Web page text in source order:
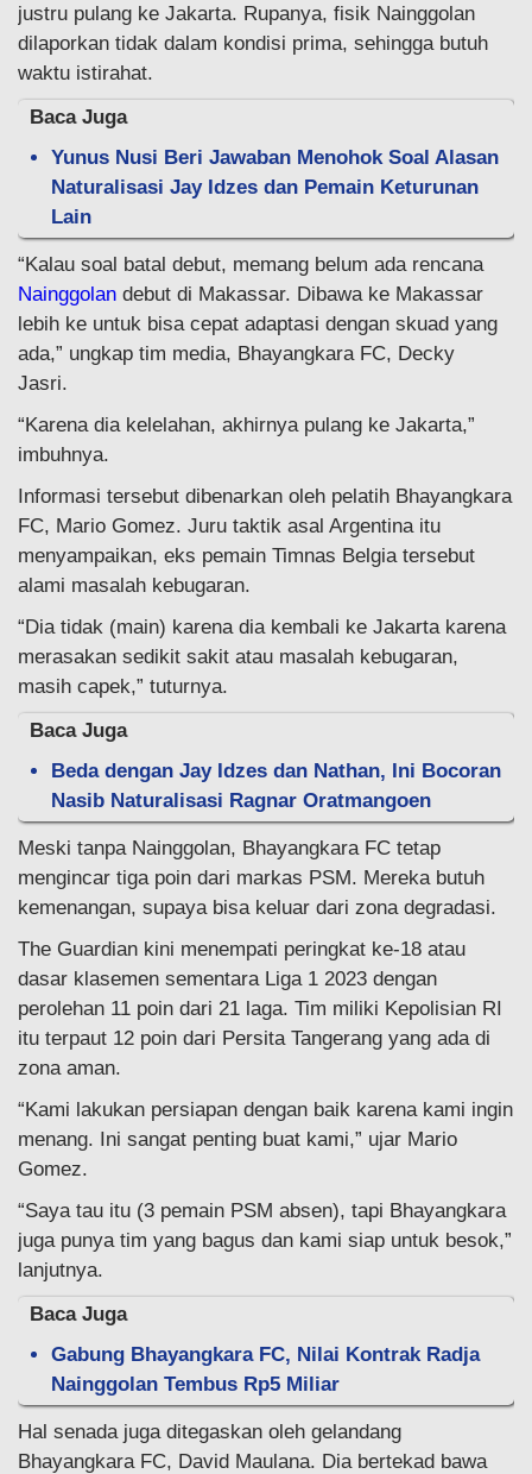
justru pulang ke Jakarta. Rupanya, fisik Nainggolan
dilaporkan tidak dalam kondisi prima, sehingga butuh
waktu istirahat.
Baca Juga
Yunus Nusi Beri Jawaban Menohok Soal Alasan
Naturalisasi Jay Idzes dan Pemain Keturunan
Lain
“Kalau soal batal debut, memang belum ada rencana
Nainggolan debut di Makassar. Dibawa ke Makassar
lebih ke untuk bisa cepat adaptasi dengan skuad yang
ada,” ungkap tim media, Bhayangkara FC, Decky
Jasri.
“Karena dia kelelahan, akhirnya pulang ke Jakarta,”
imbuhnya.
Informasi tersebut dibenarkan oleh pelatih Bhayangkara
FC, Mario Gomez. Juru taktik asal Argentina itu
menyampaikan, eks pemain Timnas Belgia tersebut
alami masalah kebugaran.
“Dia tidak (main) karena dia kembali ke Jakarta karena
merasakan sedikit sakit atau masalah kebugaran,
masih capek,” tuturnya.
Baca Juga
Beda dengan Jay Idzes dan Nathan, Ini Bocoran
Nasib Naturalisasi Ragnar Oratmangoen
Meski tanpa Nainggolan, Bhayangkara FC tetap
mengincar tiga poin dari markas PSM. Mereka butuh
kemenangan, supaya bisa keluar dari zona degradasi.
The Guardian kini menempati peringkat ke-18 atau
dasar klasemen sementara Liga 1 2023 dengan
perolehan 11 poin dari 21 laga. Tim miliki Kepolisian RI
itu terpaut 12 poin dari Persita Tangerang yang ada di
zona aman.
“Kami lakukan persiapan dengan baik karena kami ingin
menang. Ini sangat penting buat kami,” ujar Mario
Gomez.
“Saya tau itu (3 pemain PSM absen), tapi Bhayangkara
juga punya tim yang bagus dan kami siap untuk besok,”
lanjutnya.
Baca Juga
Gabung Bhayangkara FC, Nilai Kontrak Radja
Nainggolan Tembus Rp5 Miliar
Hal senada juga ditegaskan oleh gelandang
Bhayangkara FC, David Maulana. Dia bertekad bawa